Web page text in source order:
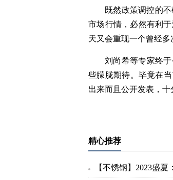
既然政策调控的
市场行情，必然有利
天又会重现一个曾经
刘尚希等专家终
些朦胧期待。毕竟在
出来而且公开发表，十
精心推荐